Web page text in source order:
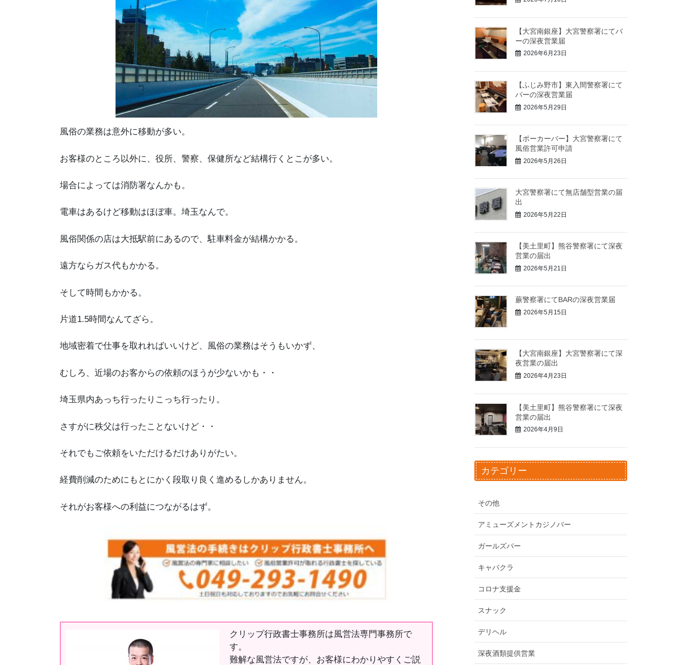
風俗の業務は意外に移動が多い。
お客様のところ以外に、役所、警察、保健所など結構行くとこが多い。
場合によっては消防署なんかも。
電車はあるけど移動はほぼ車。埼玉なんで。
風俗関係の店は大抵駅前にあるので、駐車料金が結構かかる。
遠方ならガス代もかかる。
そして時間もかかる。
片道1.5時間なんてざら。
地域密着で仕事を取れればいいけど、風俗の業務はそうもいかず、
むしろ、近場のお客からの依頼のほうが少ないかも・・
埼玉県内あっち行ったりこっち行ったり。
さすがに秩父は行ったことないけど・・
それでもご依頼をいただけるだけありがたい。
経費削減のためにもとにかく段取り良く進めるしかありません。
それがお客様への利益につながるはず。
クリップ行政書士事務所は風営法専門事務所で
す。
難解な風営法ですが、お客様にわかりやすくご説
【大宮南銀座】大宮警察署にてバ
ーの深夜営業届
2026年6月23日
【ふじみ野市】東入間警察署にて
バーの深夜営業届
2026年5月29日
【ポーカーバー】大宮警察署にて
風俗営業許可申請
2026年5月26日
大宮警察署にて無店舗型営業の届
出
2026年5月22日
【美土里町】熊谷警察署にて深夜
営業の届出
2026年5月21日
蕨警察署にてBARの深夜営業届
2026年5月15日
【大宮南銀座】大宮警察署にて深
夜営業の届出
2026年4月23日
【美土里町】熊谷警察署にて深夜
営業の届出
2026年4月9日
カテゴリー
その他
アミューズメントカジノバー
ガールズバー
キャバクラ
コロナ支援金
スナック
デリヘル
深夜酒類提供営業